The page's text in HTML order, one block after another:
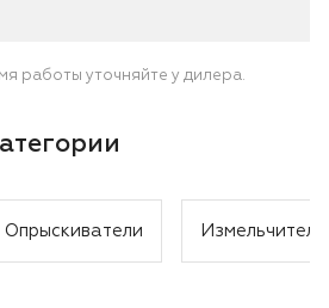
работы уточняйте у дилера.
Опрыскиватели Измельчители